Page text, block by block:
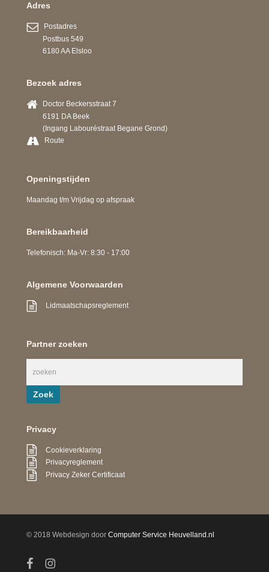
Adres
Postadres
Postbus 549
6180 AA Elsloo
Bezoek adres
Doctor Beckersstraat 7
6191 DA Beek
(Ingang Labouréstraat Begane Grond)
Route
Openingstijden
Maandag t/m Vrijdag op afspraak
Bereikbaarheid
Telefonisch: Ma-Vr: 8:30 - 17:00
Algemene Voorwaarden
Lidmaatschapsreglement
Partner zoeken
Privacy
Cookieverklaring
Privacyreglement
Privacy Zeker Certificaat
© 2018 Webdesign doorComputer Service Heuvelland.nl
facebookinstagram